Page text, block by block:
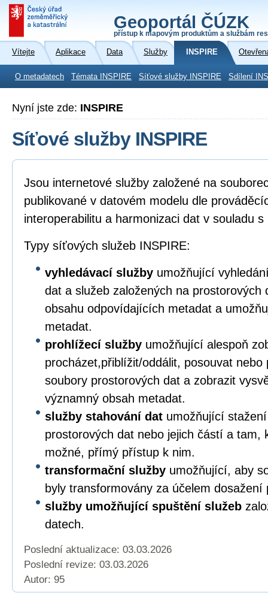
Geoportál ČÚZK
přístup k mapovým produktům a službám
Vítejte Aplikace Data Služby INSPIRE
O metadatech Témata INSPIRE Síťové služby INSPIRE Sdílení
Nyní jste zde: INSPIRE
Síťové služby INSPIRE
Jsou internetové služby založené na
publikované v datovém modelu dle
interoperabilitu a harmonizaci dat v souladu
Typy síťových služeb INSPIRE:
vyhledávací služby umožňující
dat a služeb založených na prostorových
obsahu odpovídajících metadat a
metadat.
prohlížecí služby umožňující alespoň
procházet,přiblížit/oddálit, posouvat nebo
soubory prostorových dat a zobrazit
významný obsah metadat.
služby stahování dat umožňující
prostorových dat nebo jejich částí a tam,
možné, přímý přístup k nim.
transformační služby umožňující, aby
byly transformovány za účelem dosažení
služby umožňující spuštění služeb
datech.
Poslední aktualizace: 03.03.2026
Poslední revize: 03.03.2026
Autor: 95